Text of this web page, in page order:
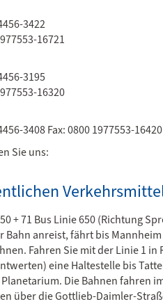
3422
16721
3195
16320
3408 Fax: 0800 1977553-16420
Sie uns:
+ 71 Bus Linie 650 (Richtung
Bahn anreist, fährt bis
Fahren Sie mit der Linie 1
eine Haltestelle bis
Die Bahnen fahren
über die Gottlieb-Daimler-